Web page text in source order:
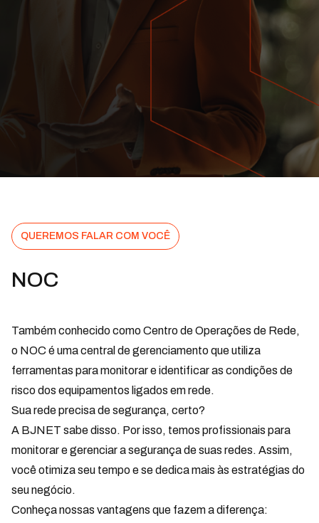
QUEREMOS FALAR COM VOCÊ
NOC
Também conhecido como Centro de Operações de Rede,
o NOC é uma central de gerenciamento que utiliza
ferramentas para monitorar e identificar as condições de
risco dos equipamentos ligados em rede.
Sua rede precisa de segurança, certo?
A BJNET sabe disso. Por isso, temos profissionais para
monitorar e gerenciar a segurança de suas redes. Assim,
você otimiza seu tempo e se dedica mais às estratégias do
seu negócio.
Conheça nossas vantagens que fazem a diferença: